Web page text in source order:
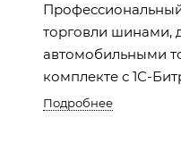
торговли шинами,
автомобильными
комплекте с 1С-
Подробнее